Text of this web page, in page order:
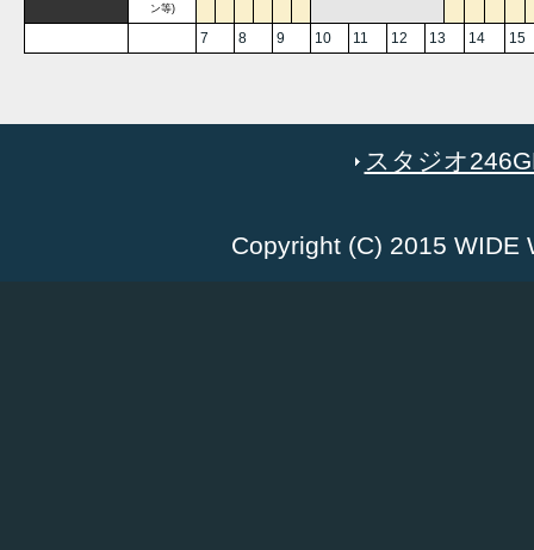
ン等)
7 8 9 10 11 12 13 14 15
スタジオ
Copyright (C) 2015 WIDE